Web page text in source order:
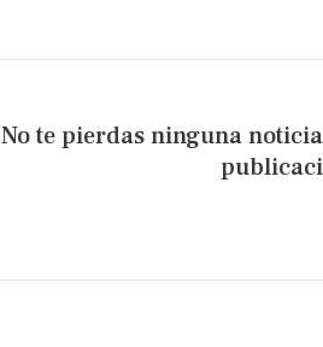
No te pierdas ninguna